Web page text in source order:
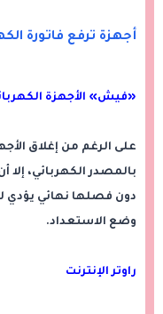
أجهزة ترفع فاتورة
«فيش» الأجهزة
على الرغم من إغلاق
بالمصدر الكهربائي، إلا
دون فصلها نهائي يؤدي
وضع الاستعداد.
راوتر الإنترنت